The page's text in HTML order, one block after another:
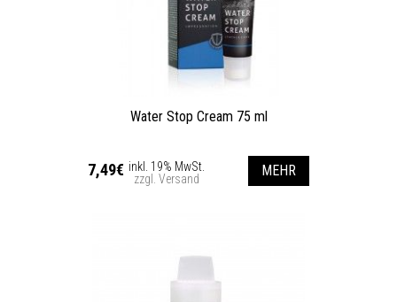
Water Stop Cream 75 ml
7,49€ inkl. 19% MwSt.
zzgl. Versand
MEHR